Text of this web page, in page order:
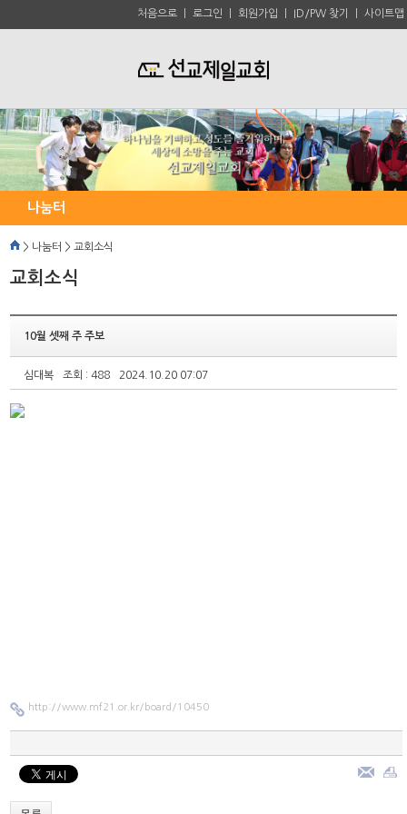
처음으로 로그인 회원가입 ID/PW 찾기 사이트맵
나눔터
교회소식
> 나눔터 > 교회소식
10월 셋째 주 주보
심대복 조회 : 488 2024.10.20 07:07
http://www.mf21.or.kr/board/10450